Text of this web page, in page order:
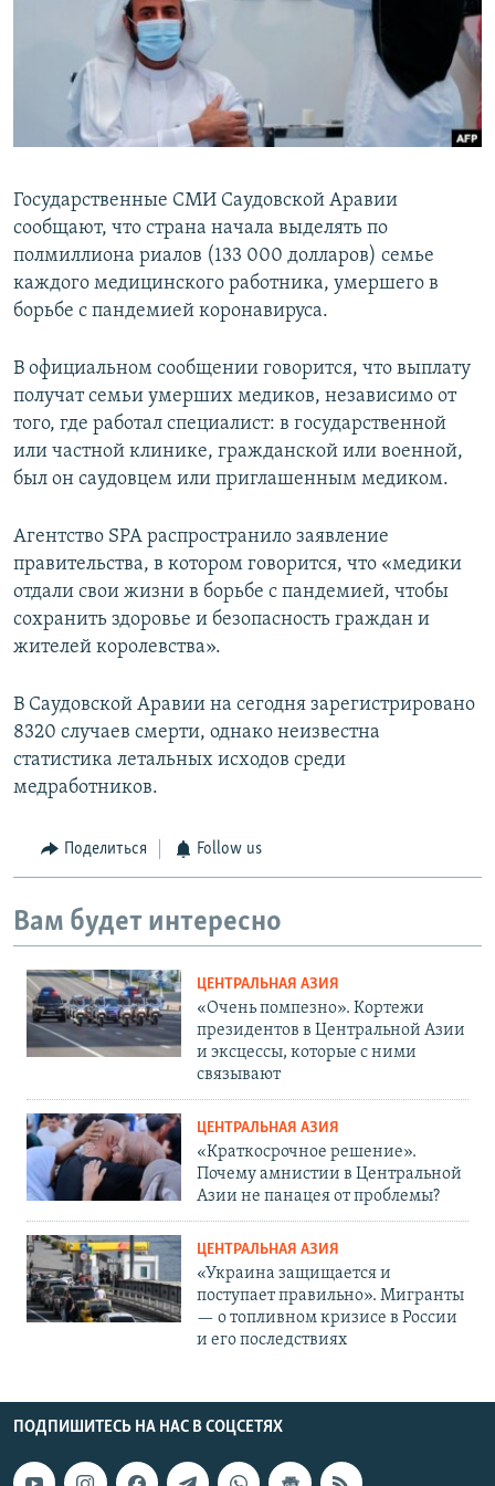
Государственные СМИ Саудовской Аравии
сообщают, что страна начала выделять по
полмиллиона риалов (133 000 долларов) семье
каждого медицинского работника, умершего в
борьбе с пандемией коронавируса.
В официальном сообщении говорится, что выплату
получат семьи умерших медиков, независимо от
того, где работал специалист: в государственной
или частной клинике, гражданской или военной,
был он саудовцем или приглашенным медиком.
Агентство SPA распространило заявление
правительства, в котором говорится, что «медики
отдали свои жизни в борьбе с пандемией, чтобы
сохранить здоровье и безопасность граждан и
жителей королевства».
В Саудовской Аравии на сегодня зарегистрировано
8320 случаев смерти, однако неизвестна
статистика летальных исходов среди
медработников.
Поделиться Follow us
Вам будет интересно
ЦЕНТРАЛЬНАЯ АЗИЯ
«Очень помпезно». Кортежи
президентов в Центральной Азии
и эксцессы, которые с ними
связывают
ЦЕНТРАЛЬНАЯ АЗИЯ
«Краткосрочное решение».
Почему амнистии в Центральной
Азии не панацея от проблемы?
ЦЕНТРАЛЬНАЯ АЗИЯ
«Украина защищается и
поступает правильно». Мигранты
— о топливном кризисе в России
и его последствиях
ПОДПИШИТЕСЬ НА НАС В СОЦСЕТЯХ